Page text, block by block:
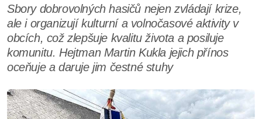
Sbory dobrovolných hasičů nejen zvládají krize,
ale i organizují kulturní a volnočasové aktivity v
obcích, což zlepšuje kvalitu života a posiluje
komunitu. Hejtman Martin Kukla jejich přínos
oceňuje a daruje jim čestné stuhy